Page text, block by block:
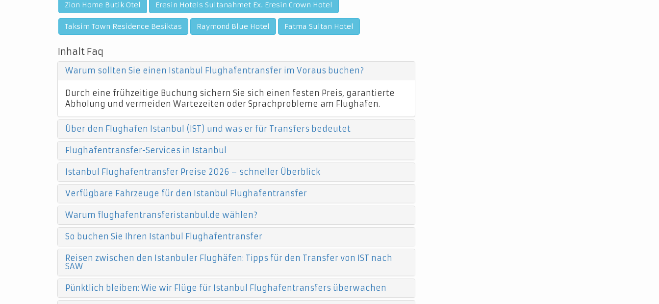
Zion Home Butik Otel Eresin Hotels Sultanahmet Ex. Eresin Crown Hotel
Taksim Town Residence Besiktas Raymond Blue Hotel Fatma Sultan Hotel
Inhalt Faq
Warum sollten Sie einen Istanbul Flughafentransfer im Voraus buchen?
Durch eine frühzeitige Buchung sichern Sie sich einen festen Preis, garantierte
Abholung und vermeiden Wartezeiten oder Sprachprobleme am Flughafen.
Über den Flughafen Istanbul (IST) und was er für Transfers bedeutet
Flughafentransfer-Services in Istanbul
Istanbul Flughafentransfer Preise 2026 – schneller Überblick
Verfügbare Fahrzeuge für den Istanbul Flughafentransfer
Warum flughafentransferistanbul.de wählen?
So buchen Sie Ihren Istanbul Flughafentransfer
Reisen zwischen den Istanbuler Flughäfen: Tipps für den Transfer von IST nach
SAW
Pünktlich bleiben: Wie wir Flüge für Istanbul Flughafentransfers überwachen